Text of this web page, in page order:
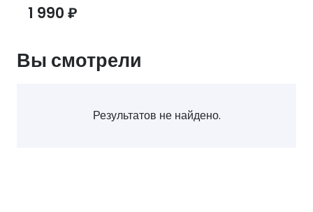
1 990 ₽
Вы смотрели
Результатов не найдено.